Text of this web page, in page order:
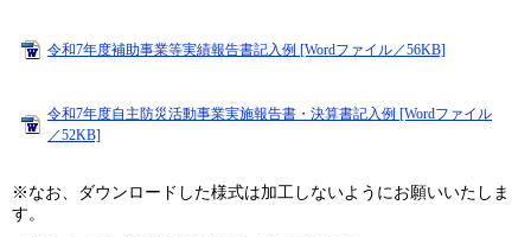
令和7年度補助事業等実績報告書記入例 [Wordファイル／56KB]
令和7年度自主防災活動事業実施報告書・決算書記入例 [Wordファイル
／52KB]
※なお、ダウンロードした様式は加工しないようにお願いいたしま
す。